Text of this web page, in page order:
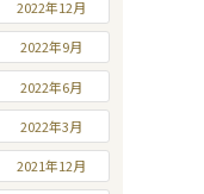
2022年12月
2022年9月
2022年6月
2022年3月
2021年12月